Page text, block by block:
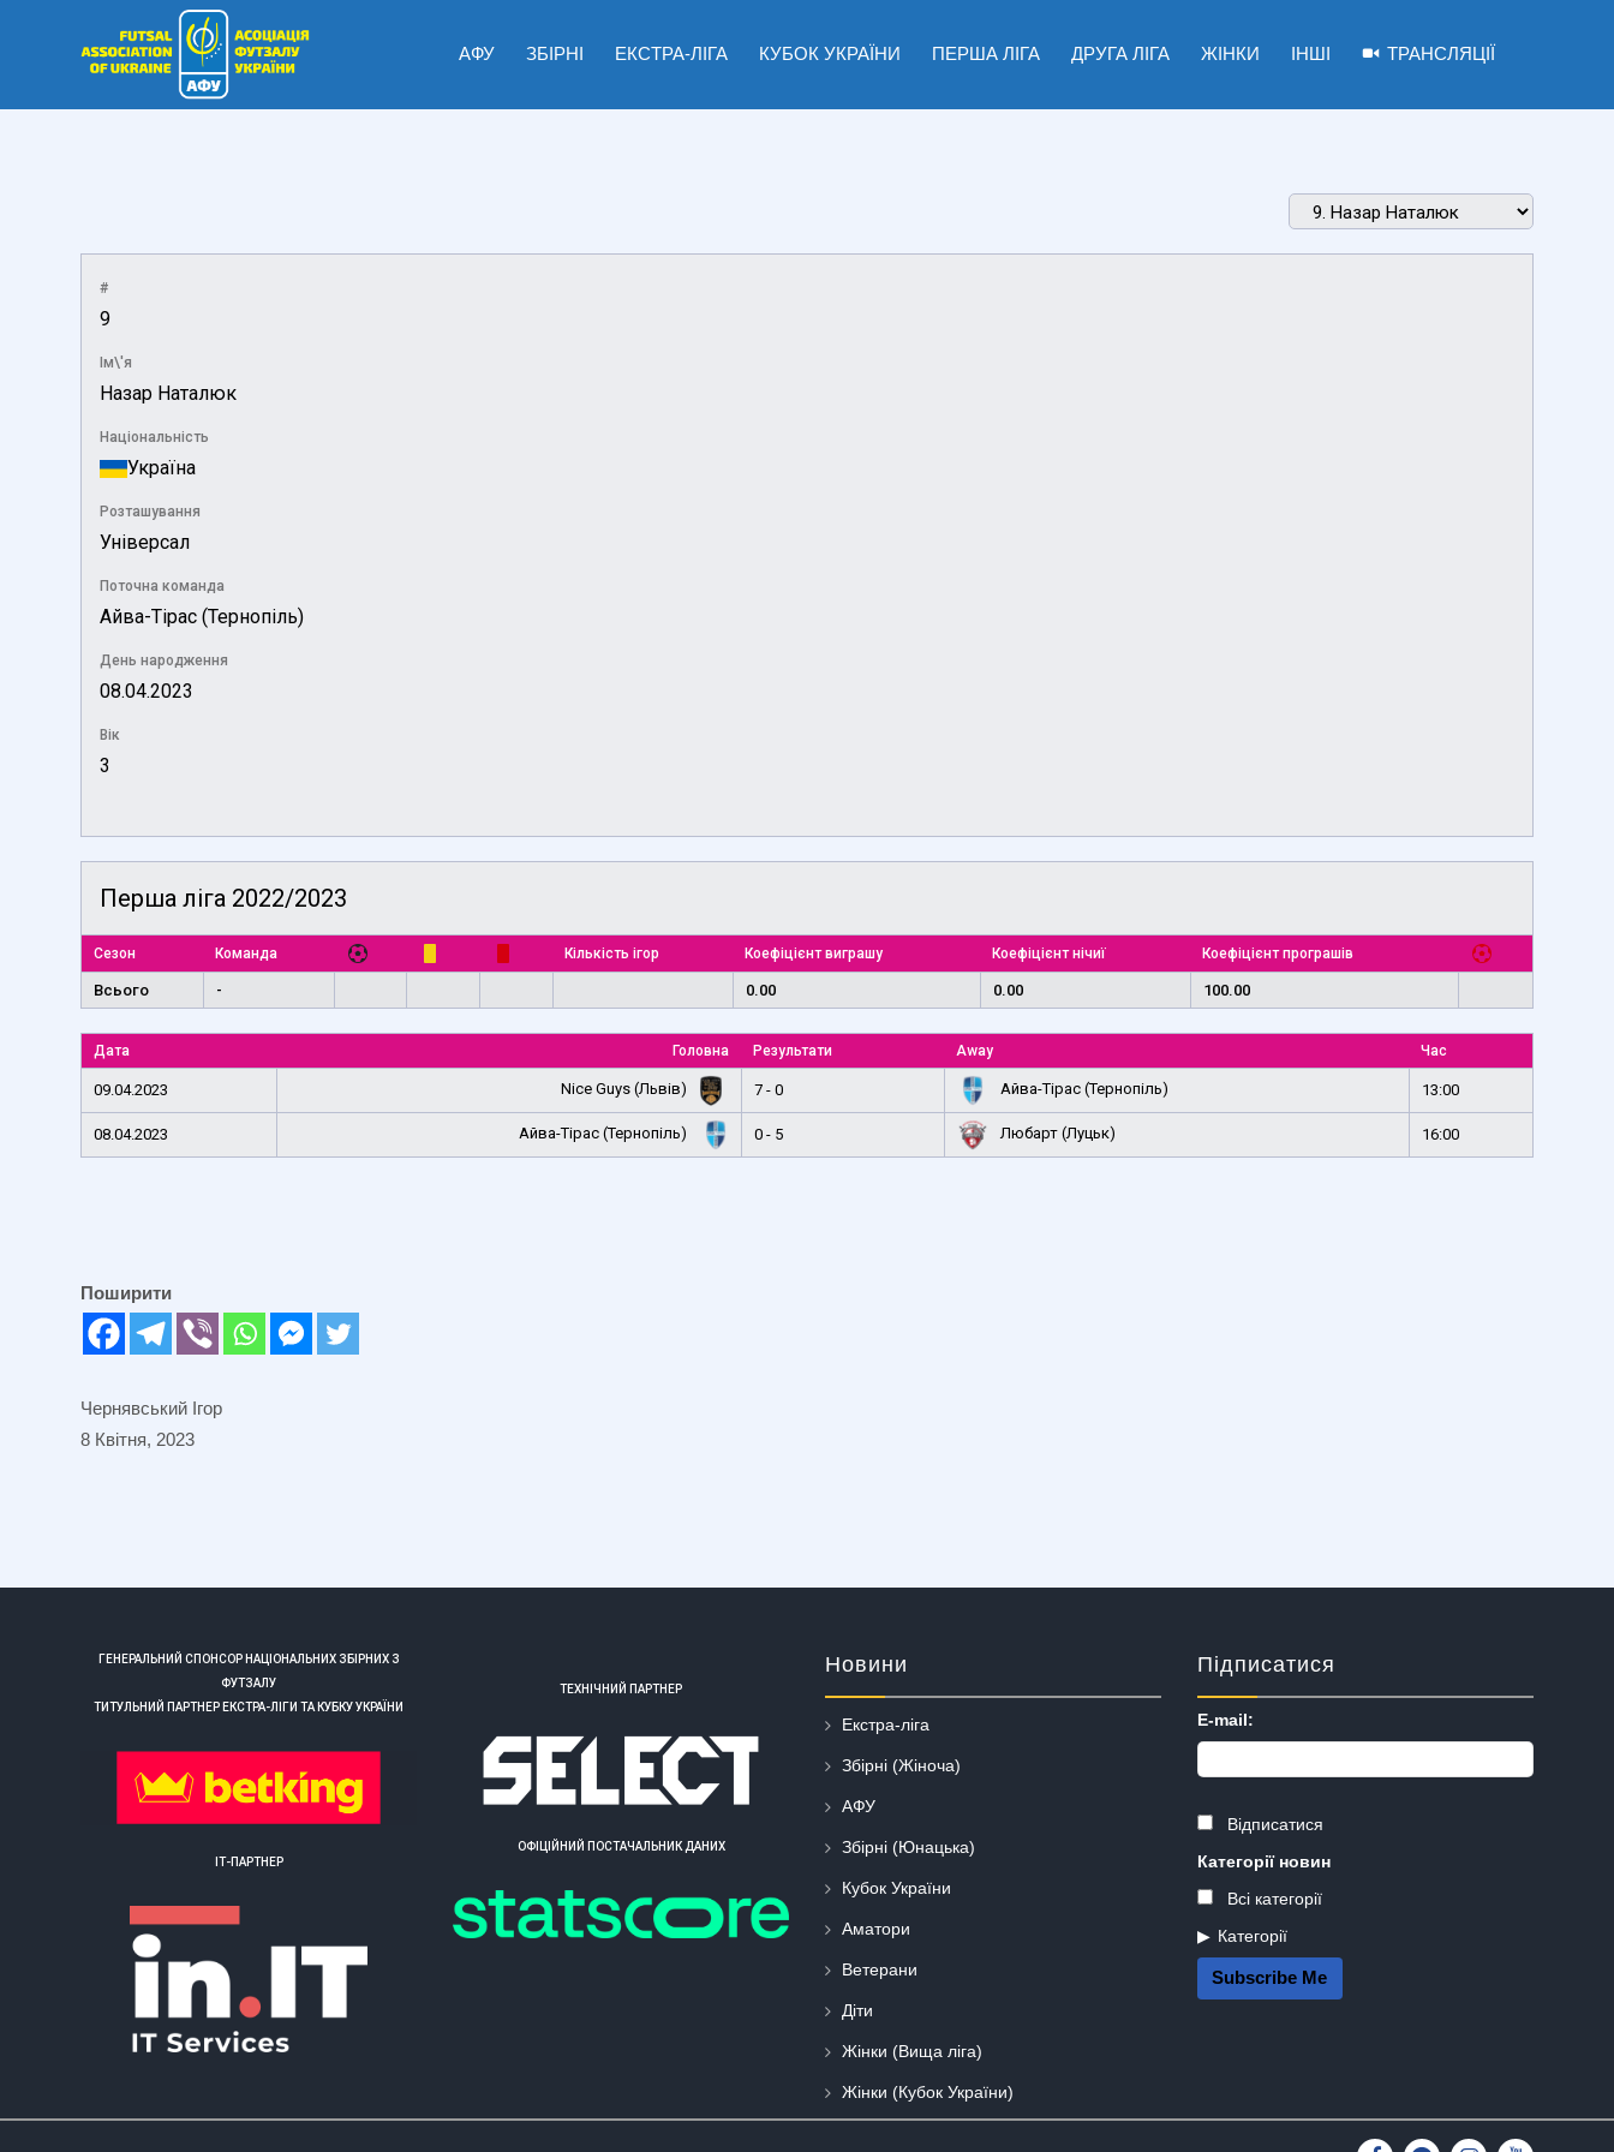
АФУ ЗБІРНІ ЕКСТРА-ЛІГА КУБОК УКРАЇНИ ПЕРША ЛІГА ДРУГА ЛІГА ЖІНКИ ІНШІ ТРАНСЛЯЦІЇ
#
9
Ім\'я
Назар Наталюк
Національність
Україна
Розташування
Універсал
Поточна команда
Айва-Тірас (Тернопіль)
День народження
08.04.2023
Вік
3
Перша ліга 2022/2023
Сезон Команда Кількість ігор Коефіцієнт виграшу Коефіцієнт нічиї Коефіцієнт програшів
Всього - 0.00 0.00 100.00
Дата Головна Результати Away Час
09.04.2023 Nice Guys (Львів) 7 - 0 Айва-Тірас (Тернопіль) 13:00
08.04.2023 Айва-Тірас (Тернопіль) 0 - 5 Любарт (Луцьк) 16:00
Поширити
Чернявський Ігор
8 Квітня, 2023
ГЕНЕРАЛЬНИЙ СПОНСОР НАЦІОНАЛЬНИХ ЗБІРНИХ З
ФУТЗАЛУ
ТИТУЛЬНИЙ ПАРТНЕР ЕКСТРА-ЛІГИ ТА КУБКУ УКРАЇНИ
ІТ-ПАРТНЕР
ТЕХНІЧНИЙ ПАРТНЕР
ОФІЦІЙНИЙ ПОСТАЧАЛЬНИК ДАНИХ
Новини
Екстра-ліга
Збірні (Жіноча)
АФУ
Збірні (Юнацька)
Кубок України
Аматори
Ветерани
Діти
Жінки (Вища ліга)
Жінки (Кубок України)
Підписатися
E-mail:
Відписатися
Категорії новин
Всі категорії
Категорії
Subscribe Me